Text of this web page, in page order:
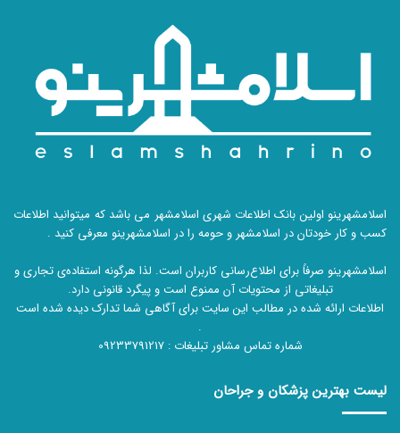
اسلامشهرینو اولین بانک اطلاعات شهری اسلامشهر می باشد که میتوانید اطلاعات
کسب و کار خودتان در اسلامشهر و حومه را در اسلامشهرینو معرفی کنید .
اسلامشهرینو صرفاً برای اطلاع‌رسانی کاربران است. لذا هرگونه استفاده‌ی تجاری و
تبلیغاتی از محتویات آن ممنوع است و پیگرد قانونی دارد.
اطلاعات ارائه شده در مطالب این سایت برای آگاهی شما تدارک دیده شده است
.
شماره تماس مشاور تبلیغات :09233791217
لیست بهترین پزشکان و جراحان